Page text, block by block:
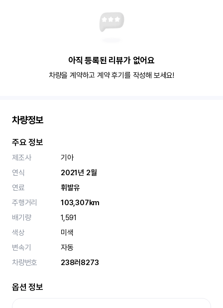
아직 등록된 리뷰가 없어요
차량을 계약하고 계약 후기를 작성해 보세요!
차량정보
주요 정보
제조사
기아
연식
2021년 2월
연료
휘발유
주행거리
103,307km
배기량
1,591
색상
미색
변속기
자동
차량번호
238러8273
옵션 정보